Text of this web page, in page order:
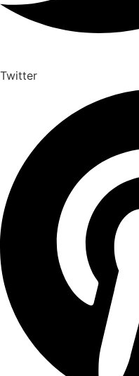
Twitter